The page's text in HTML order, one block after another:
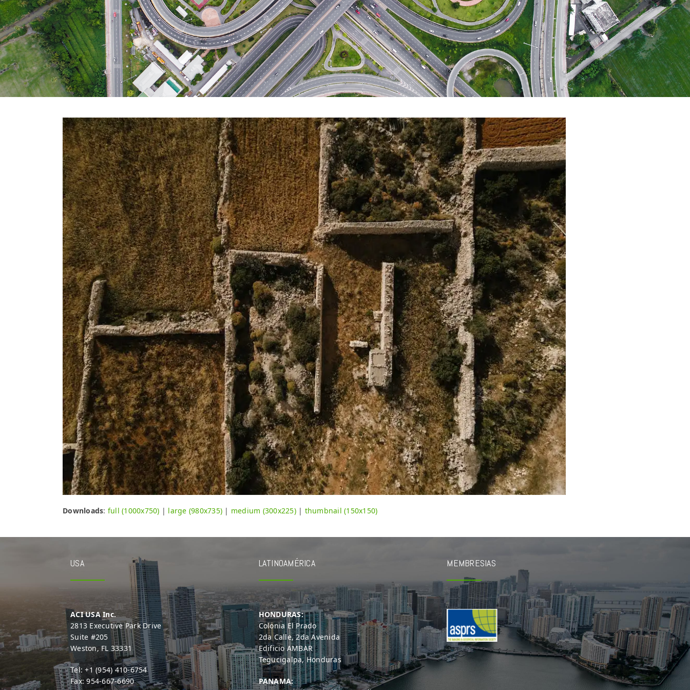
Downloads: full (1000x750) | large (980x735) | medium (300x225)| thumbnail (150x150)
USA
ACI USA Inc.
2813 Executive Park Drive
Suite #205
Weston, FL 33331
Tel: +1 (954) 410-6754
Fax: 954-667-6690
LATINOAMÉRICA
HONDURAS:
Colonia El Prado
2da Calle, 2da Avenida
Edificio AMBAR
Tegucigalpa, Honduras
PANAMA:
MEMBRESIAS